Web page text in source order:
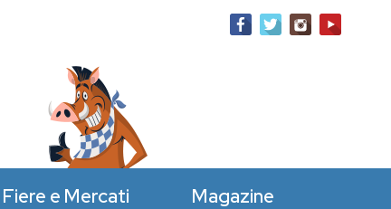
Fiere e Mercati Magazine